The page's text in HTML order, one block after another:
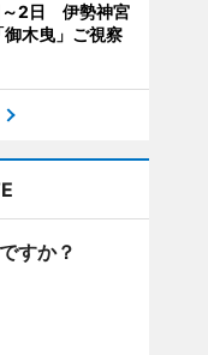
～2日 伊勢神宮
木曳」ご視察
すか？